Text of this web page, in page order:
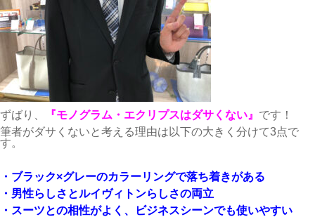
ずばり、 『モノグラム・エクリプスはダサくない』 です！
筆者がダサくないと考える理由は以下の大きく分けて3点で
す。
・ブラック×グレーのカラーリングで落ち着きがある
・男性らしさとルイヴィトンらしさの両立
・スーツとの相性がよく、ビジネスシーンでも使いやすい